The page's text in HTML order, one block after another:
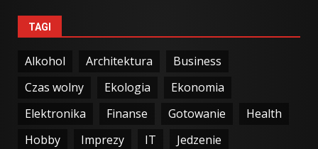
TAGI
Alkohol Architektura
Business
Czas wolny
Ekologia
Ekonomia
Elektronika
Finanse Gotowanie
Health
Hobby
Imprezy IT
Jedzenie